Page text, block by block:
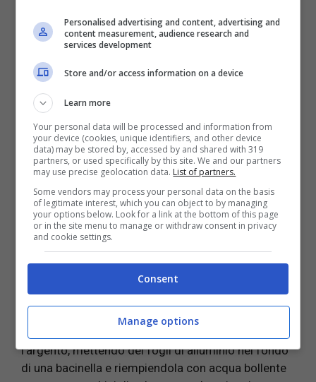
salepuò aiutare intanto a mantenere bassa
l’umidità nella casa, creando un ambiente
confortevole e facendo si che le pareti rimangano
sempre pulite e non vengano invase da muffa o
macchie. Vi basterà mantenere un barattoloo un
sacchetto con del
ritenete sia più elevata l’umidità. Misto al
bicarbonato e all’aria condizionato può aiutare a
ripulire letracce di muffa.
l’argento, mettendo dei fogli di alluminio nel fondo
di una bacinella e riempiendola con acqua bollente
Personalised advertising and content, advertising and
content measurement, audience research and
services development
Store and/or access information on a device
Learn more
Your personal data will be processed and information from
your device (cookies, unique identifiers, and other device
data) may be stored by, accessed by and shared with 319
partners, or used specifically by this site. We and our partners
may use precise geolocation data. List of partners.
Some vendors may process your personal data on the basis
of legitimate interest, which you can object to by managing
your options below. Look for a link at the bottom of this page
or in the site menu to manage or withdraw consent in privacy
and cookie settings.
Consent
Manage options